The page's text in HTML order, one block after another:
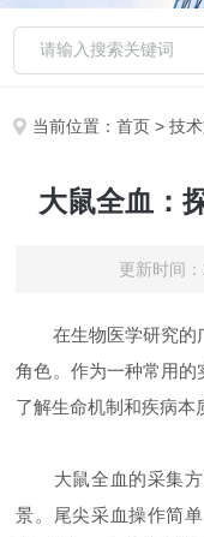
当前位置：首页 >技
大鼠全血：
更新时间
在生物医学研究的
角色。作为一种常用的
了解生命机制和疾病本
大鼠全血的采集方
景。尾尖采血操作简